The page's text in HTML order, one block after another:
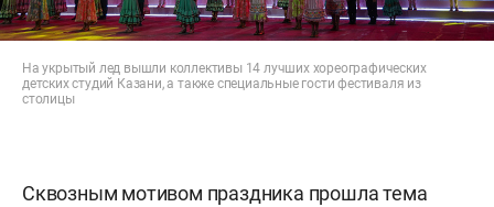
На укрытый лед вышли коллективы 14 лучших хореографических
детских студий Казани, а также специальные гости фестиваля из
столицы
Сквозным мотивом праздника прошла тема